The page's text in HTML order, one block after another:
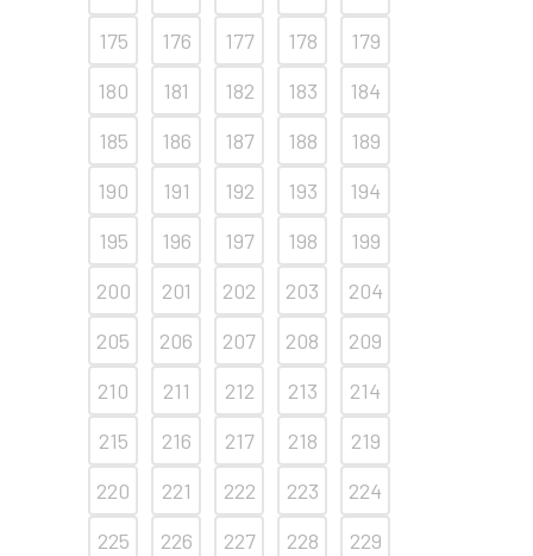
175
176 177 178
179
180
181 182 183
184
185
186 187 188
189
190
191 192 193
194
195
196 197 198
199
200
201 202 203
204
205
206 207 208
209
210
211 212 213
214
215
216 217 218
219
220
221 222 223
224
225
226 227 228
229